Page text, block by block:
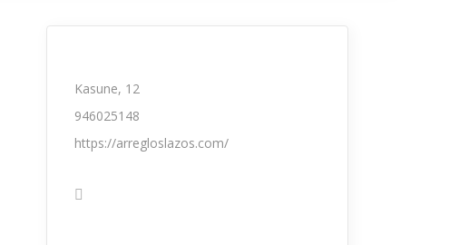
Kasune, 12
946025148
https://arregloslazos.com/